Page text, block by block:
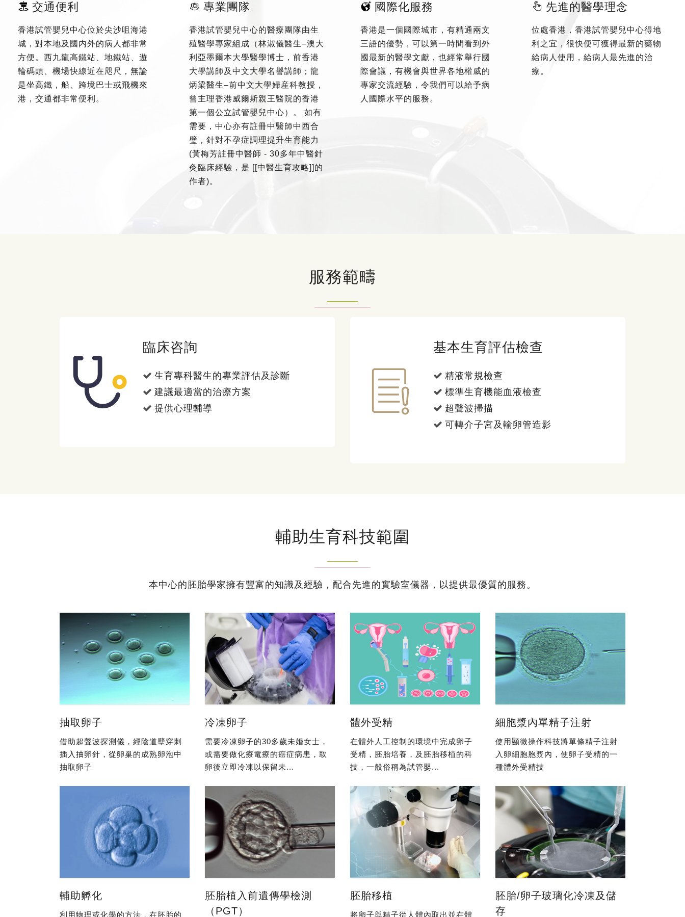
交通便利
香港試管嬰兒中心位於尖沙咀海港
城，對本地及國内外的病人都非常
方便。西九龍高鐵站、地鐵站、遊
輪碼頭、機場快線近在咫尺，無論
是坐高鐵，船、跨境巴士或飛機來
港，交通都非常便利。
專業團隊
香港試管嬰兒中心的醫療團隊由生
殖醫學專家組成（林淑儀醫生–澳大
利亞墨爾本大學醫學博士，前香港
大學講師及中文大學名譽講師；龍
炳梁醫生–前中文大學婦産科教授，
曾主理香港威爾斯親王醫院的香港
第一個公立試管嬰兒中心）。 如有
需要，中心亦有註冊中醫師中西合
璧，針對不孕症調理提升生育能力
(黃梅芳註冊中醫師 - 30多年中醫針
灸臨床經驗，是 [[中醫生育攻略]]的
作者)。
國際化服務
香港是一個國際城市，有精通兩文
三語的優勢，可以第一時間看到外
國最新的醫學文獻，也經常舉行國
際會議，有機會與世界各地權威的
專家交流經驗，令我們可以給予病
人國際水平的服務。
先進的醫學理念
位處香港，香港試管嬰兒中心得地
利之宜，很快便可獲得最新的藥物
給病人使用，給病人最先進的治
療。
服務範疇
臨床咨詢
生育專科醫生的專業評估及診斷
建議最適當的治療方案
提供心理輔導
基本生育評估檢查
精液常規檢查
標準生育機能血液檢查
超聲波掃描
可轉介子宮及輸卵管造影
輔助生育科技範圍
本中心的胚胎學家擁有豐富的知識及經驗，配合先進的實驗室儀器，以提供最優質的服務。
抽取卵子
借助超聲波探測儀，經陰道壁穿刺
插入抽卵針，從卵巢的成熟卵泡中
抽取卵子
冷凍卵子
需要冷凍卵子的30多歲未婚女士，
或需要做化療電療的癌症病患，取
卵後立即冷凍以保留未...
體外受精
在體外人工控制的環境中完成卵子
受精，胚胎培養，及胚胎移植的科
技，一般俗稱為試管嬰...
細胞漿內單精子注射
使用顯微操作科技將單條精子注射
入卵細胞胞漿內，使卵子受精的一
種體外受精技
輔助孵化
利用物理或化學的方法，在胚胎的
胚胎植入前遺傳學檢測
（PGT）
胚胎移植
將卵子與精子從人體內取出並在體
胚胎/卵子玻璃化冷凍及儲
存